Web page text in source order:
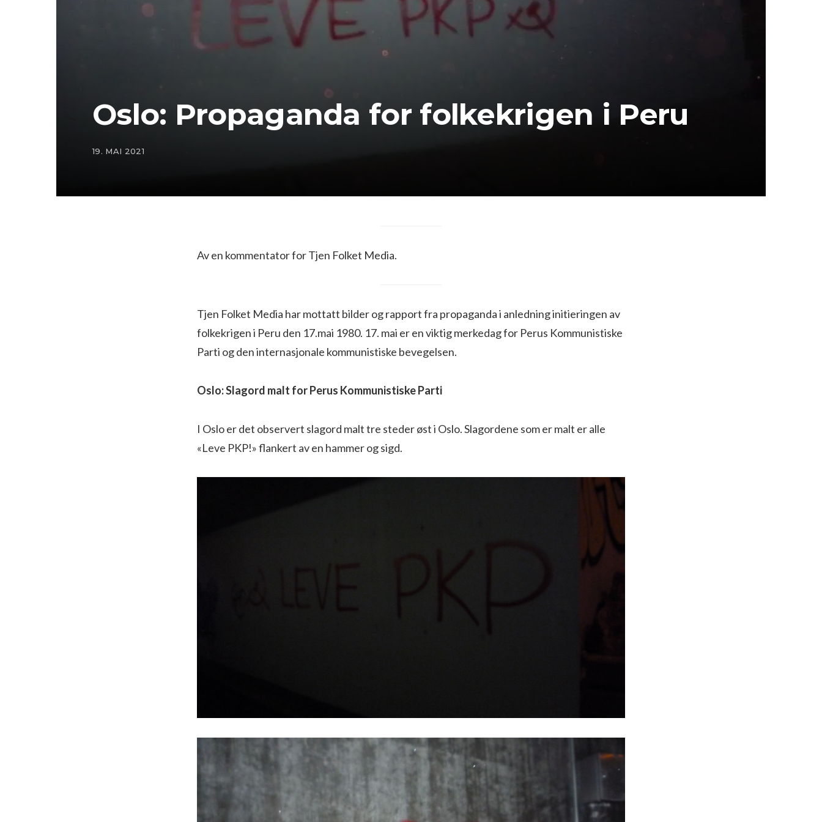
Oslo: Propaganda for folkekrigen i Peru
19. MAI 2021
Av en kommentator for Tjen Folket Media.
Tjen Folket Media har mottatt bilder og rapport fra propaganda i anledning initieringen av
folkekrigen i Peru den 17.mai 1980. 17. mai er en viktig merkedag for Perus Kommunistiske
Parti og den internasjonale kommunistiske bevegelsen.
Oslo: Slagord malt for Perus Kommunistiske Parti
I Oslo er det observert slagord malt tre steder øst i Oslo. Slagordene som er malt er alle
«Leve PKP!» flankert av en hammer og sigd.